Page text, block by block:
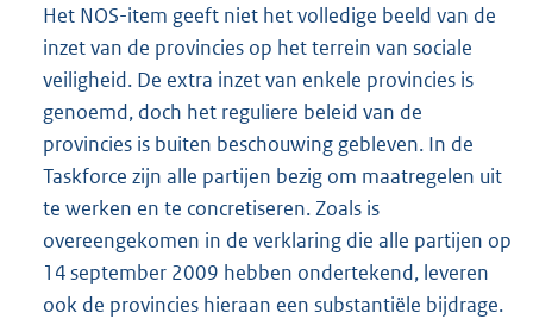
Het NOS-item geeft niet het volledige beeld van de
inzet van de provincies op het terrein van sociale
veiligheid. De extra inzet van enkele provincies is
genoemd, doch het reguliere beleid van de
provincies is buiten beschouwing gebleven. In de
Taskforce zijn alle partijen bezig om maatregelen uit
te werken en te concretiseren. Zoals is
overeengekomen in de verklaring die alle partijen op
14 september 2009 hebben ondertekend, leveren
ook de provincies hieraan een substantiële bijdrage.